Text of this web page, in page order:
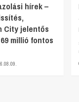
hírek –
City jelentős
millió fontos